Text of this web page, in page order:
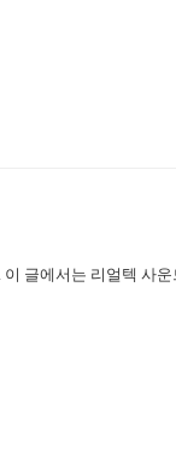
글에서는 리얼텍 사